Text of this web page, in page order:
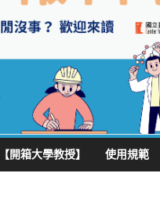
【開箱大學教授】 使用規範